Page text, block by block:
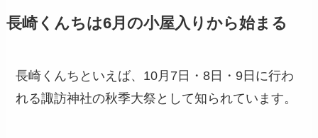
長崎くんちは6月の小屋入りから始まる
長崎くんちといえば、10月7日・8日・9日に行わ
れる諏訪神社の秋季大祭として知られています。